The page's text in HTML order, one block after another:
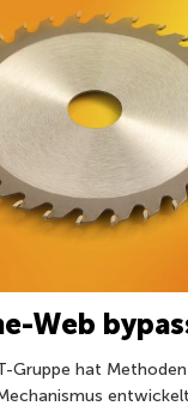
Web
Gruppe hat